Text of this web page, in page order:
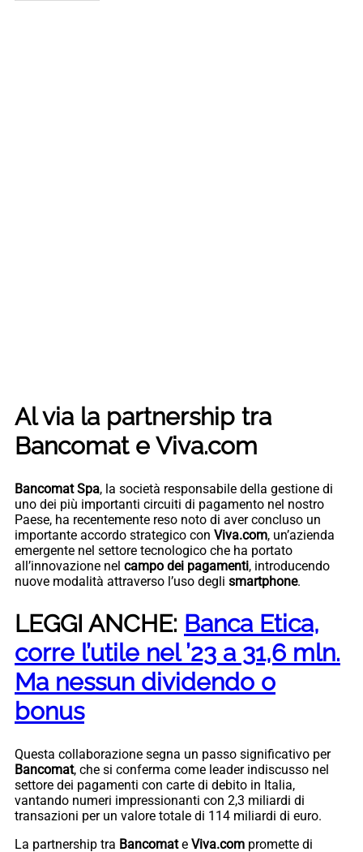
Al via la partnership tra
Bancomat e Viva.com
Bancomat Spa, la società responsabile della gestione di
uno dei più importanti circuiti di pagamento nel nostro
Paese, ha recentemente reso noto di aver concluso un
importante accordo strategico con Viva.com, un’azienda
emergente nel settore tecnologico che ha portato
all’innovazione nel campo dei pagamenti, introducendo
nuove modalità attraverso l’uso degli smartphone.
LEGGI ANCHE: Banca Etica,
corre l’utile nel ’23 a 31,6 mln.
Ma nessun dividendo o
bonus
Questa collaborazione segna un passo significativo per
Bancomat, che si conferma come leader indiscusso nel
settore dei pagamenti con carte di debito in Italia,
vantando numeri impressionanti con 2,3 miliardi di
transazioni per un valore totale di 114 miliardi di euro.
La partnership tra Bancomate Viva.com promette di